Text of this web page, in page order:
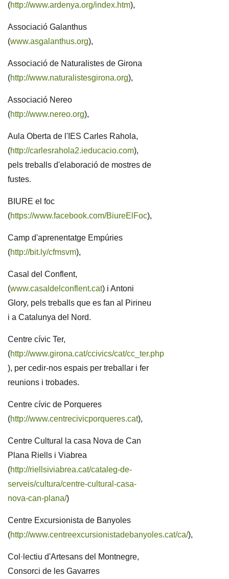
(http://www.ardenya.org/index.htm),
Associació Galanthus
(www.asgalanthus.org),
Associació de Naturalistes de Girona
(http://www.naturalistesgirona.org),
Associació Nereo
(http://www.nereo.org),
Aula Oberta de l'IES Carles Rahola,
(http://carlesrahola2.ieducacio.com),
pels treballs d'elaboració de mostres de
fustes.
BIURE el foc
(https://www.facebook.com/BiureElFoc),
Camp d'aprenentatge Empúries
(http://bit.ly/cfmsvm),
Casal del Conflent,
(www.casaldelconflent.cat) i Antoni
Glory, pels treballs que es fan al Pirineu
i a Catalunya del Nord.
Centre cívic Ter,
(http://www.girona.cat/ccivics/cat/cc_ter.php
), per cedir-nos espais per treballar i fer
reunions i trobades.
Centre cívic de Porqueres
(http://www.centrecivicporqueres.cat),
Centre Cultural la casa Nova de Can
Plana Riells i Viabrea
(http://riellsiviabrea.cat/cataleg-de-
serveis/cultura/centre-cultural-casa-
nova-can-plana/)
Centre Excursionista de Banyoles
(http://www.centreexcursionistadebanyoles.cat/ca/),
Col·lectiu d'Artesans del Montnegre,
Consorci de les Gavarres